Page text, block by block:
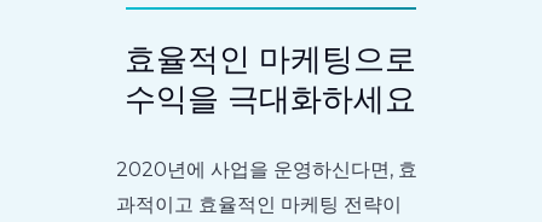
효율적인 마케팅으로
수익을 극대화하세요
2020년에 사업을 운영하신다면, 효
과적이고 효율적인 마케팅 전략이